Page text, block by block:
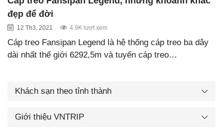
đẹp để đời
12 Th3, 2021 4.9K lượt xem
Cáp treo Fansipan Legend là hệ thống cáp treo ba dây
dài nhất thế giới 6292,5m và tuyến cáp treo…
Khách sạn theo tỉnh thành
Giới thiệu VNTRIP